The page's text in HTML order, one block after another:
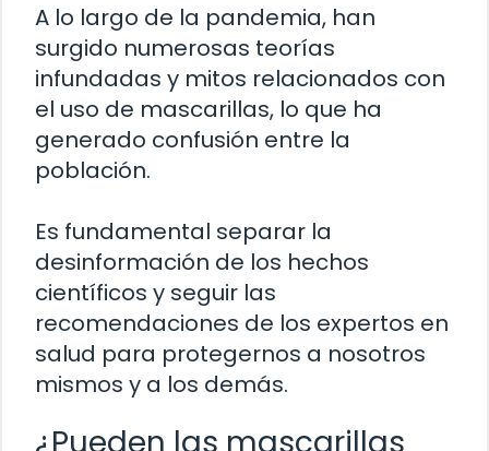
A lo largo de la pandemia, han
surgido numerosas teorías
infundadas y mitos relacionados con
el uso de mascarillas, lo que ha
generado confusión entre la
población.
Es fundamental separar la
desinformación de los hechos
científicos y seguir las
recomendaciones de los expertos en
salud para protegernos a nosotros
mismos y a los demás.